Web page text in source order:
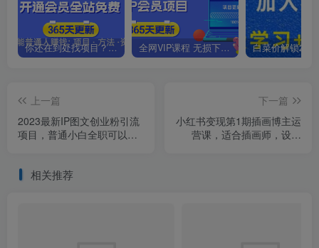
你还在到处找项目？还在当韭菜？我靠卖项目一个月收入5万+，曾经我也是个失败者。 全网VIP课程 无损下载~.~
上一篇
2023最新IP图文创业粉引流
项目，普通小白全职可以月
下一篇
小红书变现第1期插画博主运
营课，适合插画师，设计
相关推荐